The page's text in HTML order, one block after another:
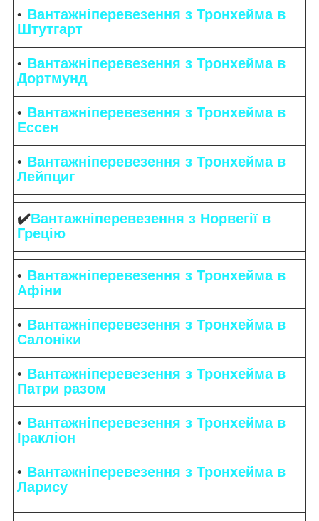
Вантажніперевезення з Тронхейма в
Штутгарт
Вантажніперевезення з Тронхейма в
Дортмунд
Вантажніперевезення з Тронхейма в
Ессен
Вантажніперевезення з Тронхейма в
Лейпциг
✔️Вантажніперевезення з Норвегії в
Грецію
Вантажніперевезення з Тронхейма в
Афіни
Вантажніперевезення з Тронхейма в
Салоніки
Вантажніперевезення з Тронхейма в
Патри разом
Вантажніперевезення з Тронхейма в
Іракліон
Вантажніперевезення з Тронхейма в
Ларису